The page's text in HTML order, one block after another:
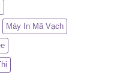
Máy In Mã Vạch